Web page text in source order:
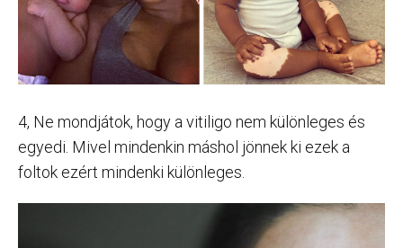
4, Ne mondjátok, hogy a vitiligo nem különleges és
egyedi. Mivel mindenkin máshol jönnek ki ezek a
foltok ezért mindenki különleges.